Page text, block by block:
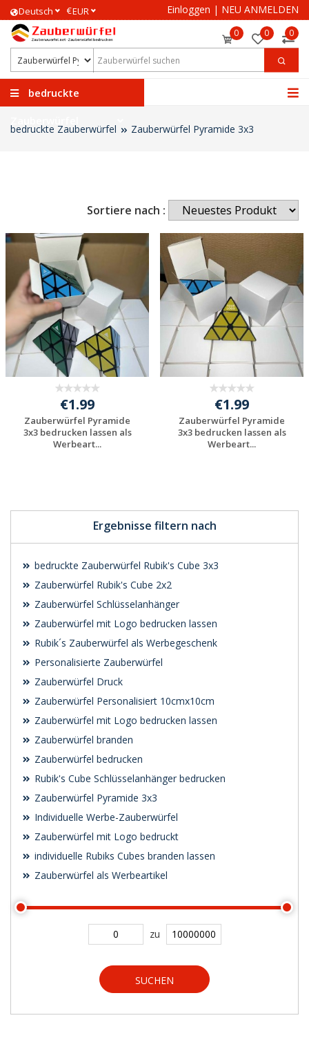
Deutsch €EUR Einloggen | NEU ANMELDEN
0 0 0
bedruckte
bedruckte Zauberwürfel Zauberwürfel Pyramide 3x3
Ergebnisse filtern nach
bedruckte Zauberwürfel Rubik's Cube 3x3
Zauberwürfel Rubik's Cube 2x2
Zauberwürfel Schlüsselanhänger
Zauberwürfel mit Logo bedrucken lassen
Rubik´s Zauberwürfel als Werbegeschenk
Personalisierte Zauberwürfel
Zauberwürfel Druck
Zauberwürfel Personalisiert 10cmx10cm
Zauberwürfel mit Logo bedrucken lassen
Zauberwürfel branden
Zauberwürfel bedrucken
Rubik's Cube Schlüsselanhänger bedrucken
Zauberwürfel Pyramide 3x3
Individuelle Werbe-Zauberwürfel
Zauberwürfel mit Logo bedruckt
individuelle Rubiks Cubes branden lassen
Zauberwürfel als Werbeartikel
zu
SUCHEN
Sortiere nach :
€1.99
Zauberwürfel Pyramide
3x3 bedrucken lassen als
Werbeart...
€1.99
Zauberwürfel Pyramide
3x3 bedrucken lassen als
Werbeart...